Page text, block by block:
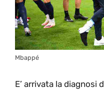
Mbappé
E’ arrivata la